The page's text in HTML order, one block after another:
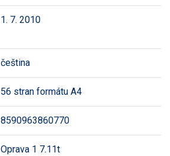
1. 7. 2010
čeština
56 stran formátu A4
8590963860770
Oprava 1 7.11t